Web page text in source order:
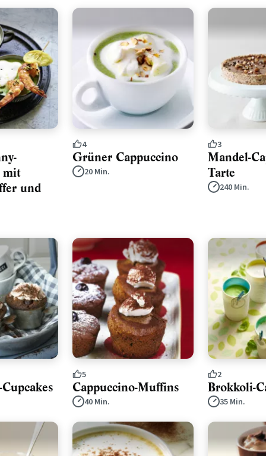
mit
und
4
Grüner Cappuccino
20 Min.
3
Mandel-
Tarte
240 Min.
5
Cappuccino-Muffins
40 Min.
2
Brokkoli-
35 Min.